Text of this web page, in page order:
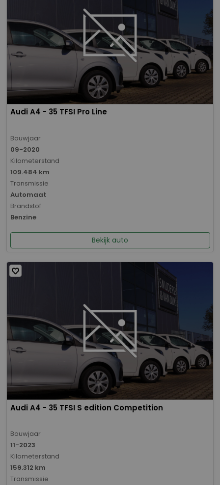
Audi A4 - 35 TFSI Pro Line
Bouwjaar
09-2020
Kilometerstand
109.484 km
Transmissie
Automaat
Brandstof
Benzine
Bekijk auto
Audi A4 - 35 TFSI S edition Competition
Bouwjaar
11-2023
Kilometerstand
159.312 km
Transmissie